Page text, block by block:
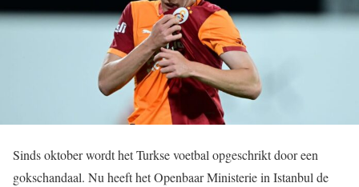
Sinds oktober wordt het Turkse voetbal opgeschrikt door een
gokschandaal. Nu heeft het Openbaar Ministerie in Istanbul de